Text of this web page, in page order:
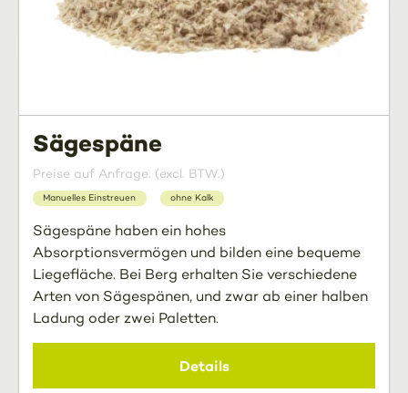
Sägespäne
Preise auf Anfrage. (excl. BTW.)
Manuelles Einstreuen ohne Kalk
Sägespäne haben ein hohes
Absorptionsvermögen und bilden eine bequeme
Liegefläche. Bei Berg erhalten Sie verschiedene
Arten von Sägespänen, und zwar ab einer halben
Ladung oder zwei Paletten.
Details